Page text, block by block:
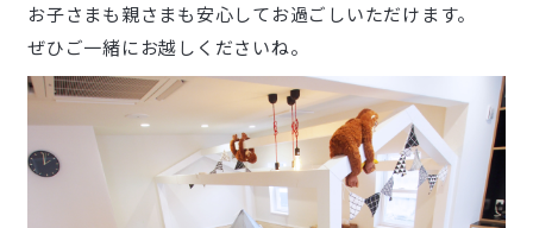
お子さまも親さまも安心してお過ごしいただけます。
ぜひご一緒にお越しくださいね。